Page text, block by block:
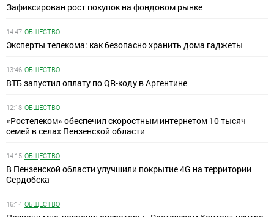
Зафиксирован рост покупок на фондовом рынке
14:47 ОБЩЕСТВО
Эксперты телекома: как безопасно хранить дома гаджеты
13:46 ОБЩЕСТВО
ВТБ запустил оплату по QR-коду в Аргентине
12:18 ОБЩЕСТВО
«Ростелеком» обеспечил скоростным интернетом 10 тысяч
семей в селах Пензенской области
14:15 ОБЩЕСТВО
В Пензенской области улучшили покрытие 4G на территории
Сердобска
16:14 ОБЩЕСТВО